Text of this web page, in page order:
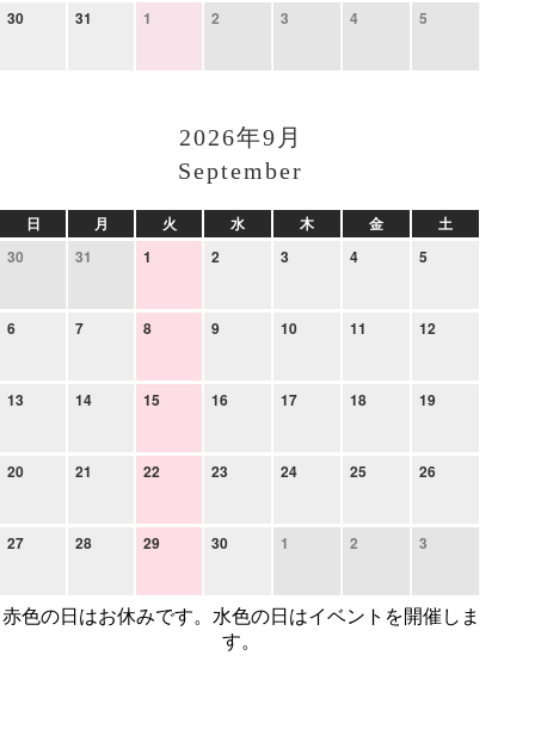
30 31 1 2 3 4 5
2026年9月
September
日 月 火 水 木 金
土
30
31 1 2 3 4 5
6 7 8 9 10 11 12
13 14 15 16 17 18 19
20 21 22 23 24 25 26
27 28 29 30 1 2 3
赤色の日はお休みです。水色の日はイベントを開催しま
す。